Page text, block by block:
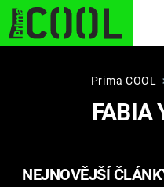
STARHOUSE
PLNEJ KOTEL
Prima COOL
FABIA
NEJNOVĚJŠÍ